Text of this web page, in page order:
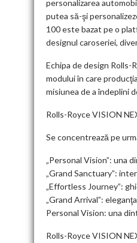
personalizarea
putea să-şi
100 este bazat pe o
designul caroseriei,
Echipa de design Rolls-
modului în care
misiunea de a îndeplini
Rolls-Royce VISION
Se concentrează pe
„Personal Vision”: una
„Grand Sanctuary”:
„Effortless Journey”:
„Grand Arrival”:
Personal Vision: una
Rolls-Royce VISION